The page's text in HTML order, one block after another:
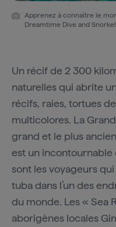
Apprenez à connaître le
Dreamtime Dive and Snorkel
Un récif de 2 300
naturelles qui abrite
récifs, raies, tortues
multicolores. La
grand et le plus
est un incontournable
sont les voyageurs
tuba dans l’un des
du monde. Les « Sea
aborigènes locales